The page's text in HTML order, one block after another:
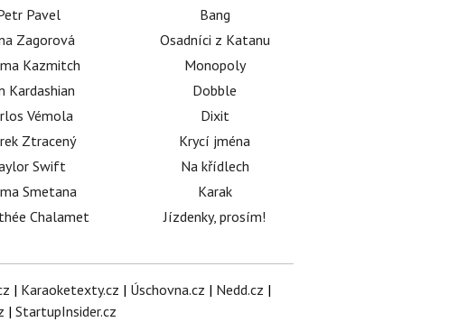
Pavel
Zagorová
Kazmitch
Kardashian
Vémola
Ztracený
Swift
Smetana
Chalamet
Bang
Osadníci z Katanu
Monopoly
Dobble
Dixit
Krycí jména
Na křídlech
Karak
Jízdenky, prosím!
| Karaoketexty.cz | Úschovna.cz | Nedd.cz |
| StartupInsider.cz